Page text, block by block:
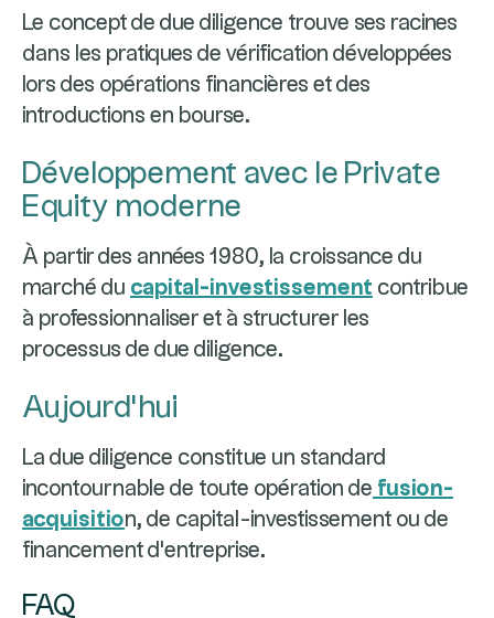
Le concept de due diligence trouve ses racines
dans les pratiques de vérification développées
lors des opérations financières et des
introductions en bourse.
Développement avec le Private
Equity moderne
À partir des années 1980, la croissance du
marché du capital-investissement contribue
à professionnaliser et à structurer les
processus de due diligence.
Aujourd'hui
La due diligence constitue un standard
incontournable de toute opération de fusion-
acquisition, de capital-investissement ou de
financement d'entreprise.
FAQ